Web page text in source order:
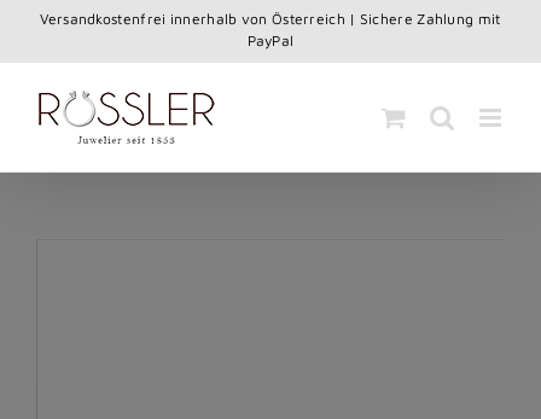
content
Versandkostenfrei innerhalb von Österreich | Sichere Zahlung mit
PayPal